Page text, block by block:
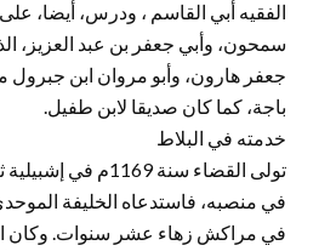
الفقيه أبي القاسم ، ودرس، أيضا،
سمحون، وأبي جعفر بن عبد العزيز،
جعفر هارون، وأبو مروان ابن جبرول
باجة، كما كان صديقا لابن طفيل.
خدمته في البلاط
تولى القضاء
في مراكش زهاء عشر سنوات. وكان